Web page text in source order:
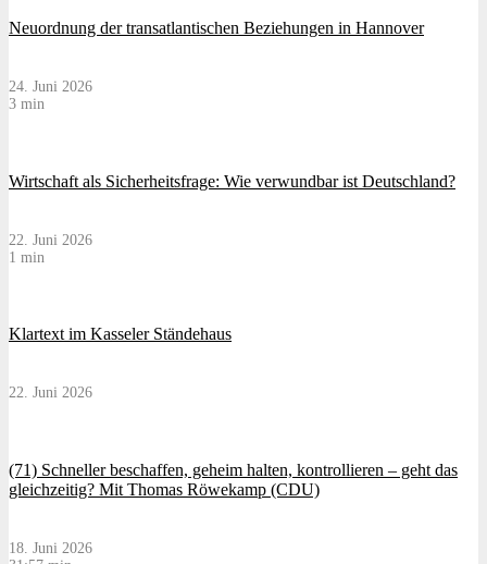
Neuordnung der transatlantischen Beziehungen in Hannover
24. Juni 2026
3 min
Wirtschaft als Sicherheitsfrage: Wie verwundbar ist Deutschland?
22. Juni 2026
1 min
Klartext im Kasseler Ständehaus
22. Juni 2026
(71) Schneller beschaffen, geheim halten, kontrollieren – geht das
gleichzeitig? Mit Thomas Röwekamp (CDU)
18. Juni 2026